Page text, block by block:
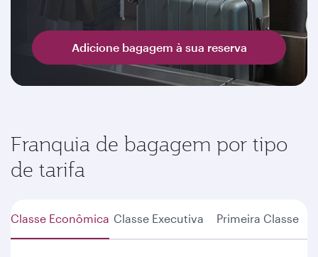
Adicione bagagem à sua reserva
Franquia de bagagem por tipo
de tarifa
Classe Econômica Classe Executiva Primeira Classe